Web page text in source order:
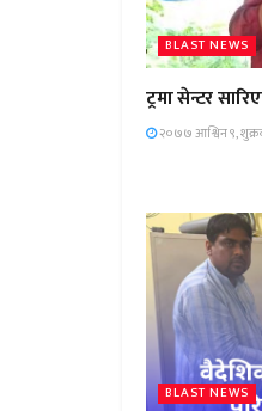
BLAST NEWS
ट्रमा सेन्टर
२०७७ आश्विन ९,
BLAST NEWS